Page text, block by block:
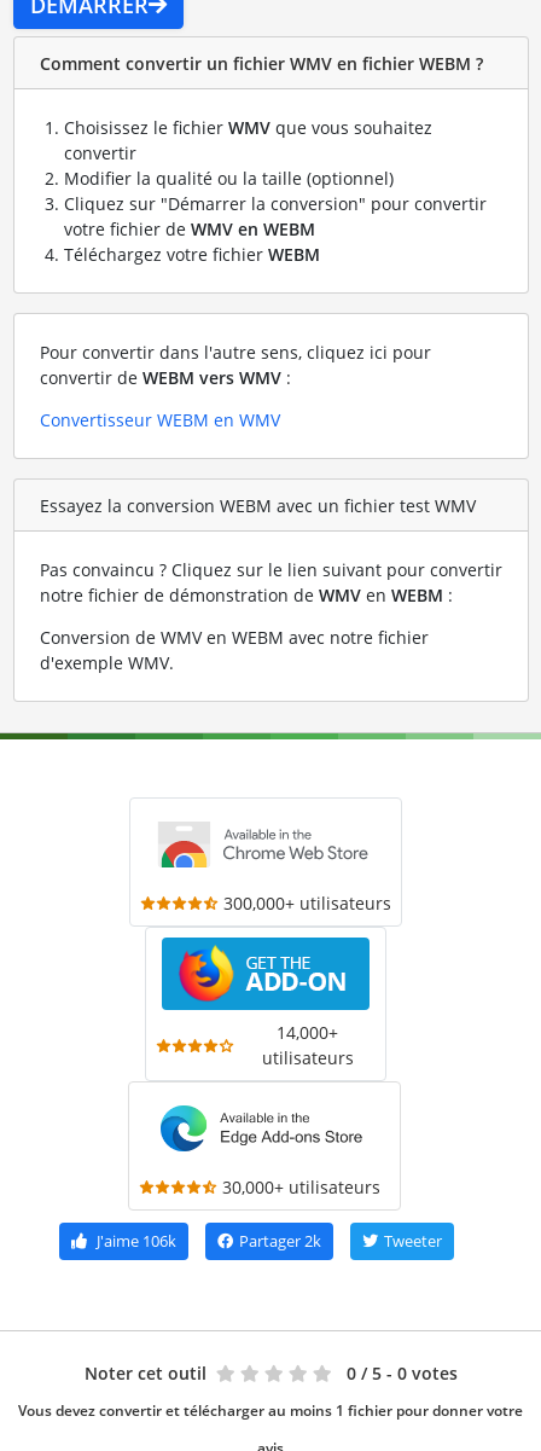
Comment convertir un fichier WMV en fichier WEBM ?
Choisissez le fichier WMVque vous souhaitez
convertir
Modifier la qualité ou la taille (optionnel)
Cliquez sur "Démarrer la conversion" pour convertir
votre fichier de WMV en WEBM
Téléchargez votre fichier WEBM
Pour convertir dans l'autre sens, cliquez ici pour
convertir de WEBM vers WMV:
Convertisseur WEBM en WMV
Essayez la conversion WEBM avec un fichier test WMV
Pas convaincu ? Cliquez sur le lien suivant pour convertir
notre fichier de démonstration de WMVen WEBM :
Conversion de WMV en WEBM avec notre fichier
d'exemple WMV.
300,000+ utilisateurs
14,000+
utilisateurs
30,000+ utilisateurs
J'aime106k Partager2k Tweeter
Noter cet outil 0 / 5 - 0 votes
Vous devez convertir et télécharger au moins 1 fichier pour donner votre